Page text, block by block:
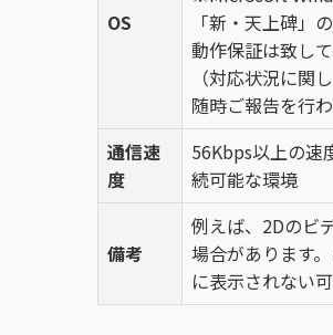
OS
「新・天上碑」
動作保証は致し
（対応状況に関
随時ご報告を行
通信速
度
56Kbps以上の速
続可能な環境
備考
例えば、2Dのビ
場合があります
に表示されない